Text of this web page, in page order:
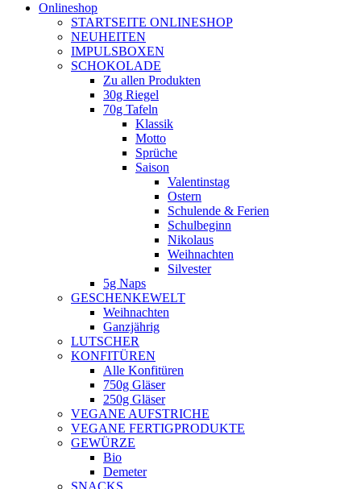
opensOnlineshop
STARTSEITE ONLINESHOP
NEUHEITEN
IMPULSBOXEN
SCHOKOLADE
Zu allen Produkten
30g Riegel
70g Tafeln
Klassik
Motto
Sprüche
Saison
Valentinstag
Ostern
Schulende & Ferien
Schulbeginn
Nikolaus
Weihnachten
Silvester
5g Naps
GESCHENKEWELT
Weihnachten
Ganzjährig
LUTSCHER
KONFITÜREN
Alle Konfitüren
750g Gläser
250g Gläser
VEGANE AUFSTRICHE
VEGANE FERTIGPRODUKTE
GEWÜRZE
Bio
Demeter
SNACKS